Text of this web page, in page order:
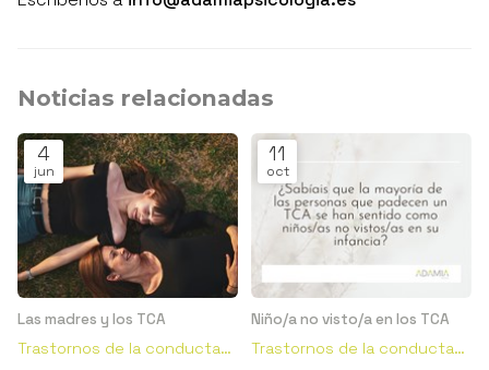
Noticias relacionadas
4
jun
Las madres y los TCA
Trastornos de la conducta
11
oct
Niño/a no visto/a en los TCA
Trastornos de la conducta